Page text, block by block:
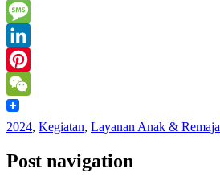
Mail
Print
Message
LinkedIn
Pinterest
WeChat
2024, Kegiatan, Layanan Anak & Remaja
Post navigation